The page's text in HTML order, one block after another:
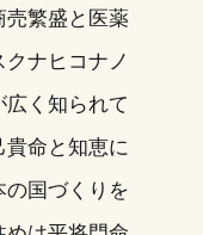
売繁盛と医薬
ナヒコナノ
広く知られて
命と知恵に
国づくりを